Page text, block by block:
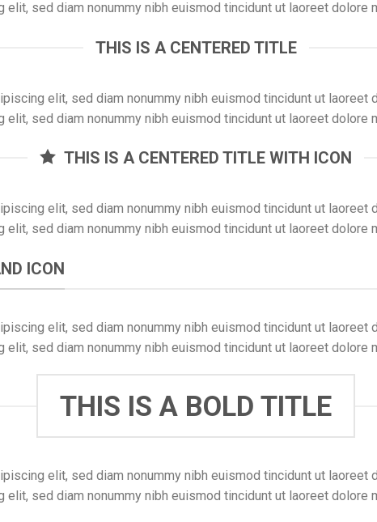
sed diam nonummy nibh euismod tincidunt ut laoreet dolore
THIS IS A CENTERED TITLE
elit, sed diam nonummy nibh euismod tincidunt ut laoreet
sed diam nonummy nibh euismod tincidunt ut laoreet dolore
THIS IS A CENTERED TITLE WITH ICON
elit, sed diam nonummy nibh euismod tincidunt ut laoreet
sed diam nonummy nibh euismod tincidunt ut laoreet dolore
ICON
elit, sed diam nonummy nibh euismod tincidunt ut laoreet
sed diam nonummy nibh euismod tincidunt ut laoreet dolore
THIS IS A BOLD TITLE
elit, sed diam nonummy nibh euismod tincidunt ut laoreet
sed diam nonummy nibh euismod tincidunt ut laoreet dolore